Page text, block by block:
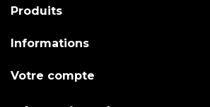
Produits
Informations
Votre compte